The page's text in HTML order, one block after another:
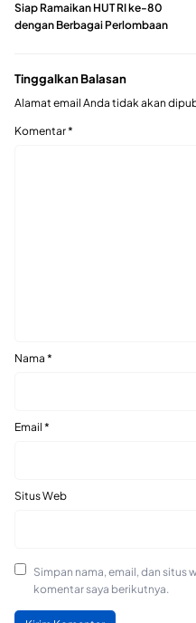
Siap Ramaikan HUT RI ke-80
dengan Berbagai Perlombaan
Tinggalkan Balasan
Alamat email Anda tidak akan
Komentar*
Nama *
Email *
Situs Web
Simpan nama, email, dan situs
komentar saya berikutnya.